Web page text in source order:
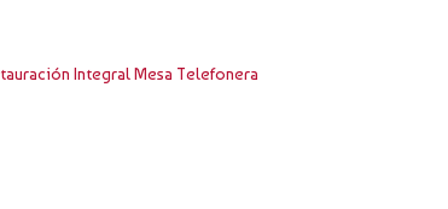
Integral Mesa Telefonera